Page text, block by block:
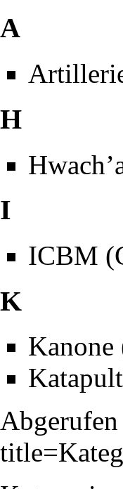
A
H
I
ICBM
K